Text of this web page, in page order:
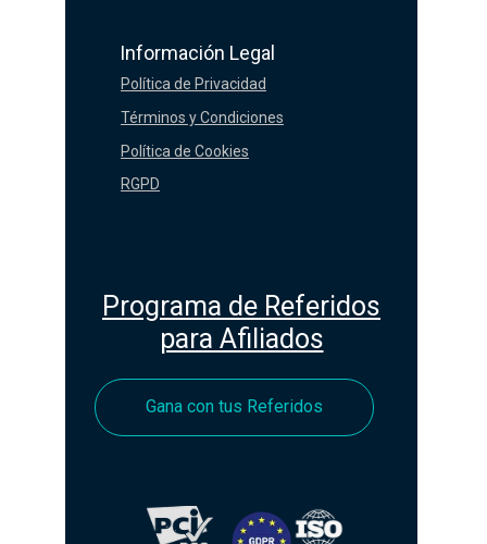
Política de Privacidad
RGPD
Política de Cookies
Términos y Condiciones
Información Legal
Gana con tus Referidos
Programa de Referidos
para Afiliados